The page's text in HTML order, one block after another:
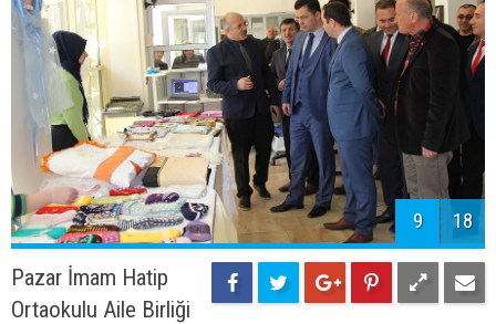
9 18
Pazar İmam Hatip
Ortaokulu Aile Birliği